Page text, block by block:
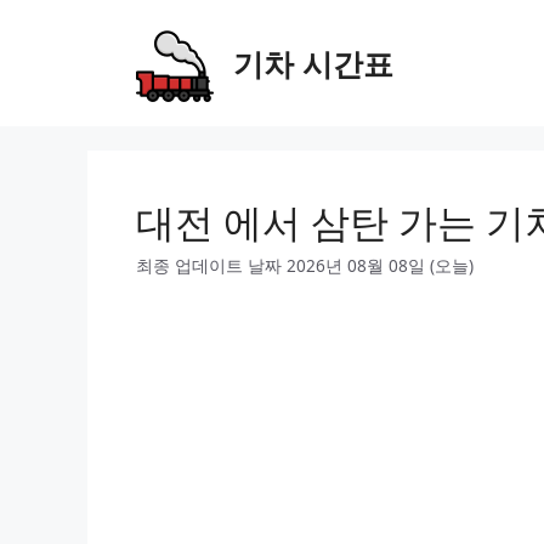
기차 시간표
대전 에서 삼탄 가는 기
최종 업데이트 날짜 2026년 08월 08일 (오늘)